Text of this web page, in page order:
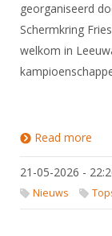
georganiseerd
Schermkring
welkom in
Read more
21-05-2026 -
Nieuws